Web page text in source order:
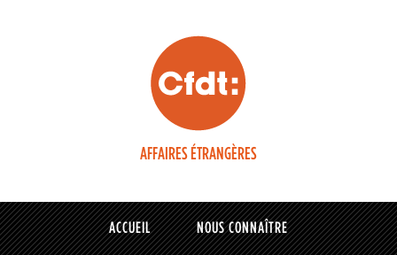
AFFAIRES ÉTRANGÈRES
ACCUEIL NOUS CONNAÎTRE